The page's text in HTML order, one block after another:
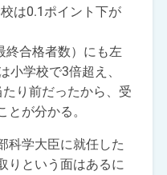
は0.1ポイント下が
合格者数）にも左
小学校で3倍超え、
り前だったから、受
が分かる。
科学大臣に就任した
りという面はあるに